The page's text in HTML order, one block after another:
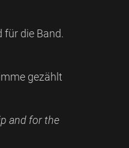
für die Band.
gezählt
and for the